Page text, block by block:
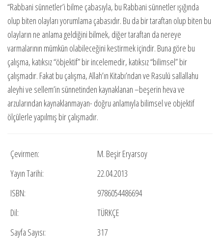
“Rabbani sünnetler’i bilme çabasıyla, bu Rabbani sünnetler ışığında
olup biten olayları yorumlama çabasıdır. Bu da bir taraftan olup biten bu
olayların ne anlama geldiğini bilmek, diğer taraftan da nereye
varmalarının mümkün olabileceğini kestirmek içindir. Buna göre bu
çalışma, katıksız “öbjektif” bir incelemedir, katıksız “bilimsel” bir
çalışmadır. Fakat bu çalışma, Allah’ın Kitabı’ndan ve Rasulü sallallahu
aleyhi ve sellem’in sünnetinden kaynaklanan –beşerin heva ve
arzularından kaynaklanmayan- doğru anlamıyla bilimsel ve objektif
ölçülerle yapılmış bir çalışmadır.
Çevirmen:
M. Beşir Eryarsoy
Yayın Tarihi:
22.04.2013
ISBN:
9786054486694
Dil:
TÜRKÇE
Sayfa Sayısı:
317